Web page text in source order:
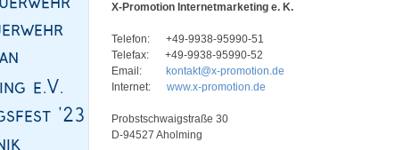
X-Promotion Internetmarketing e. K.
Telefon: +49-9938-95990-51
Telefax: +49-9938-95990-52
Email:
kontakt@x-promotion.de
Internet: www.x-promotion.de
Probstschwaigstraße 30
D-94527 Aholming